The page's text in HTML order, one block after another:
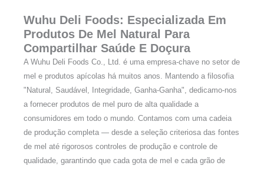
Wuhu Deli Foods: Especializada Em
Produtos De Mel Natural Para
Compartilhar Saúde E Doçura
A Wuhu Deli Foods Co., Ltd. é uma empresa-chave no setor de
mel e produtos apícolas há muitos anos. Mantendo a filosofia
"Natural, Saudável, Integridade, Ganha-Ganha", dedicamo-nos
a fornecer produtos de mel puro de alta qualidade a
consumidores em todo o mundo. Contamos com uma cadeia
de produção completa — desde a seleção criteriosa das fontes
de mel até rigorosos controles de produção e controle de
qualidade, garantindo que cada gota de mel e cada grão de